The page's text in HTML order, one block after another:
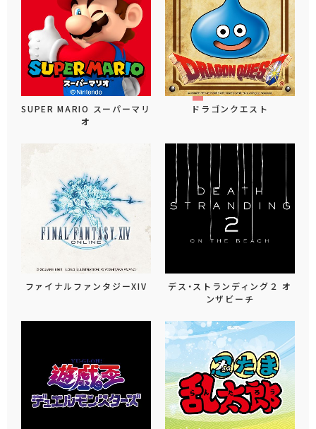
SUPER MARIO スーパーマリ
オ
ドラゴンクエスト
ファイナルファンタジーXIV
デス・ストランディング２ オ
ンザビーチ